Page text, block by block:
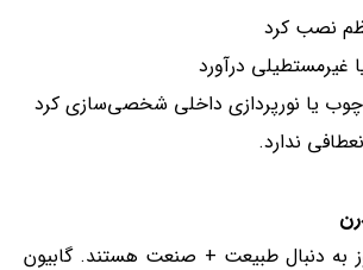
نصب کرد
غیرمستطیلی درآورد
یا نورپردازی داخلی شخصی‌سازی کرد
ندارد.
به دنبال طبیعت + صنعت هستند. گابیون